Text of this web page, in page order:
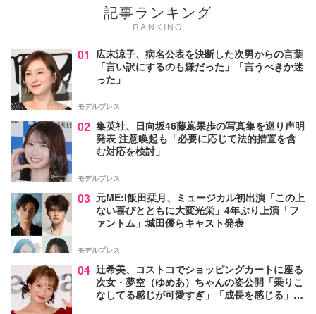
記事ランキング
RANKING
01 広末涼子、病名公表を決断した次男からの言葉
「言い訳にするのも嫌だった」「言うべきか迷
った」
モデルプレス
02 集英社、日向坂46藤嶌果歩の写真集を巡り声明
発表 注意喚起も「必要に応じて法的措置を含
む対応を検討」
モデルプレス
03 元ME:I飯田栞月、ミュージカル初出演「この上
ない喜びとともに大変光栄」4年ぶり上演「フ
ァントム」城田優らキャスト発表
モデルプレス
04 辻希美、コストコでショッピングカートに座る
次女・夢空（ゆめあ）ちゃんの姿公開「乗りこ
なしてる感じが可愛すぎ」「成長を感じる」の